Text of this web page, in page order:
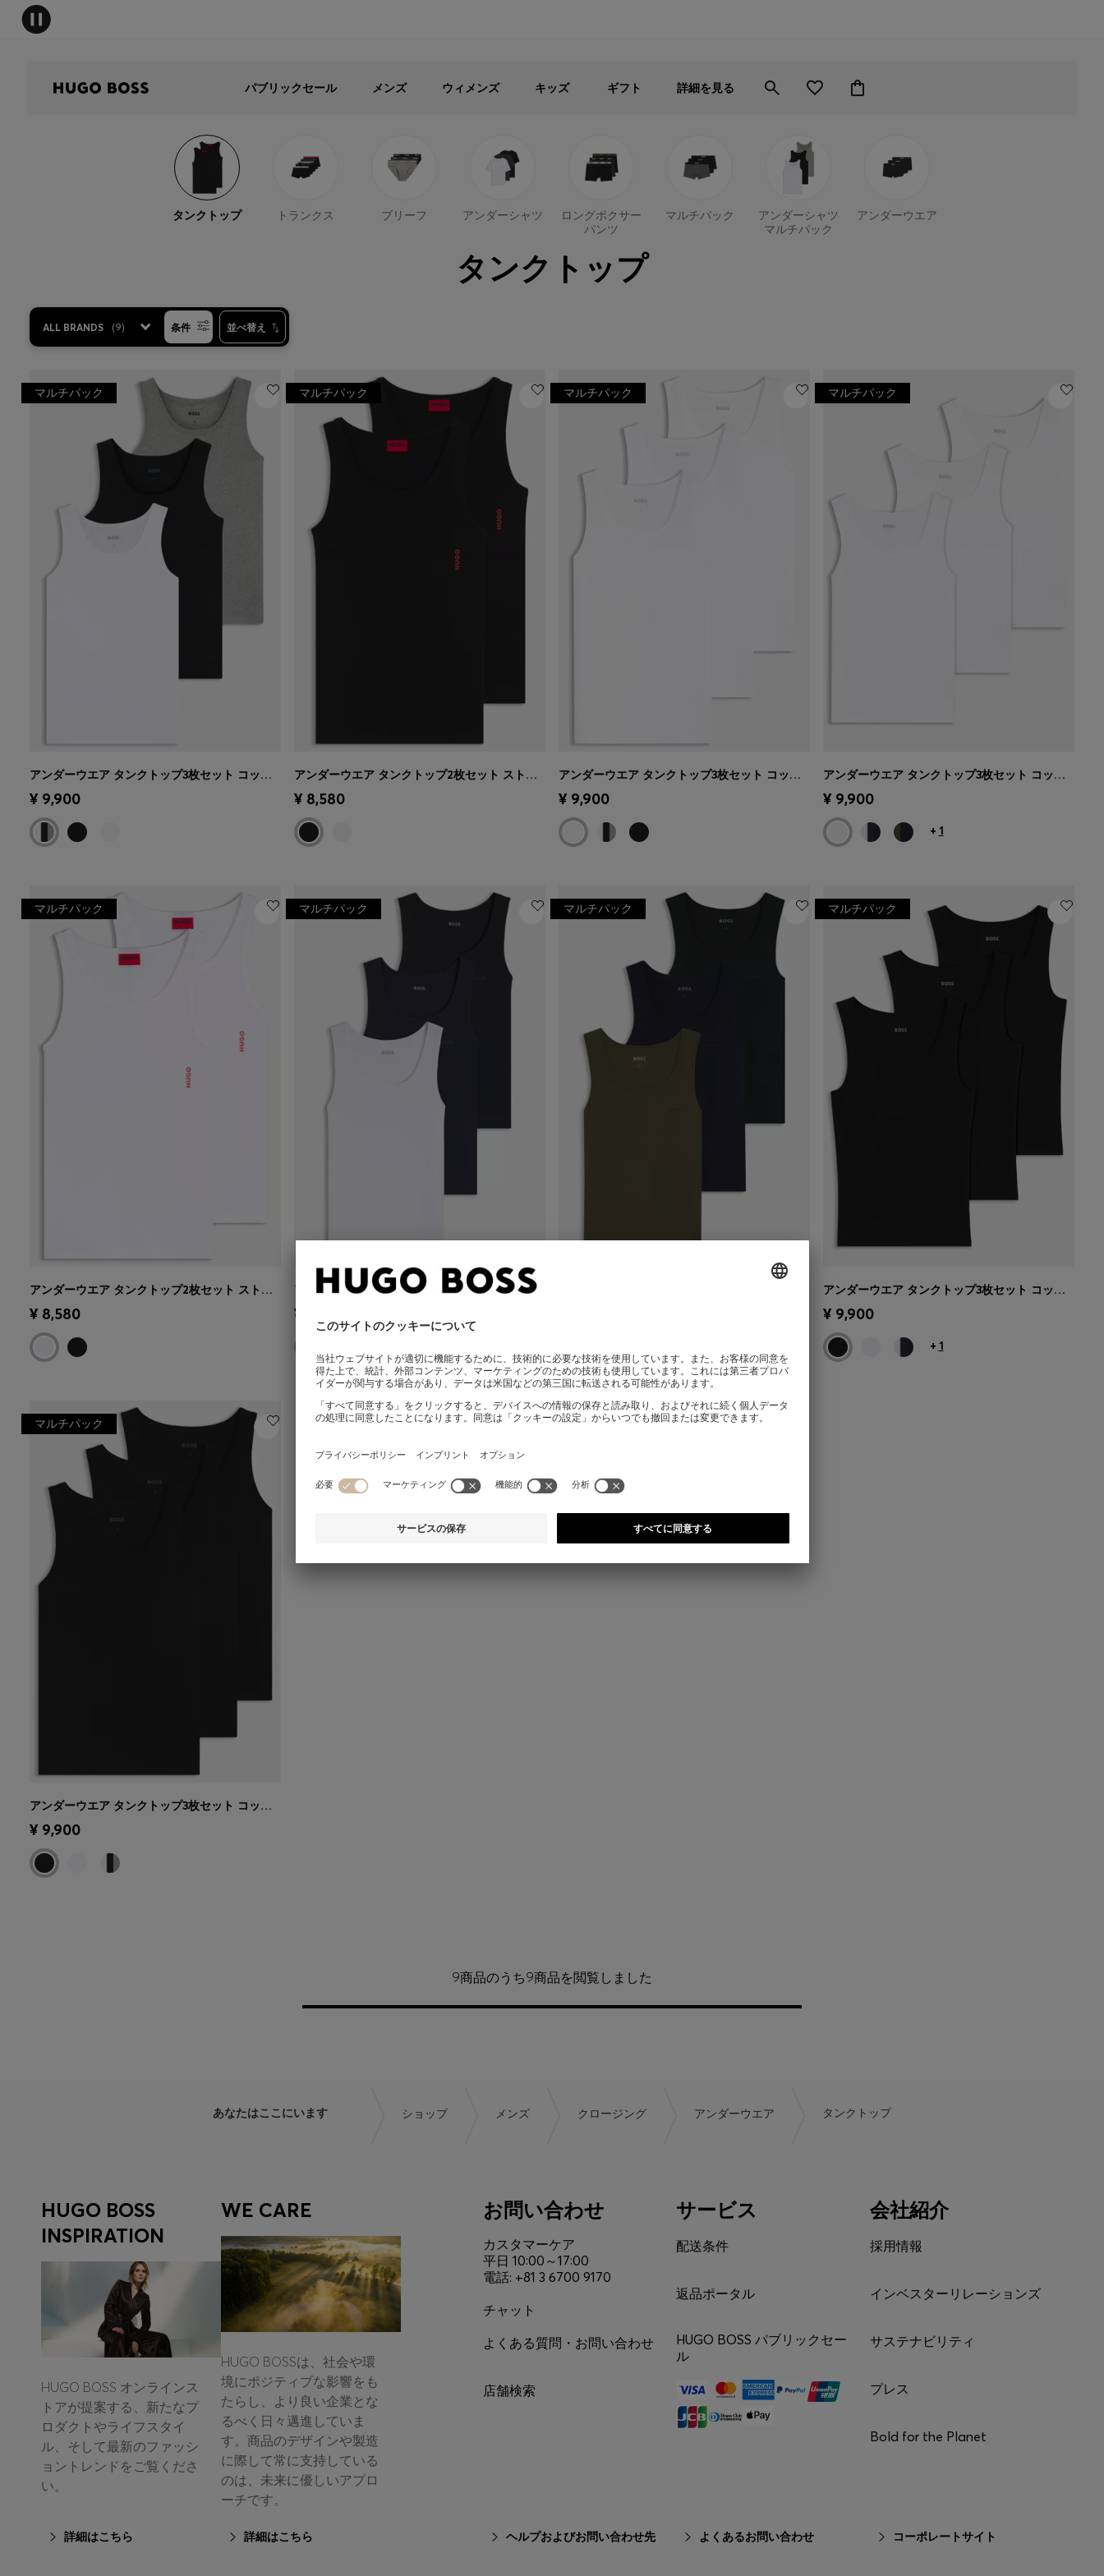
パブリックセール メンズ ウィメンズ キッズ ギフト 詳細を見る
タンクトップ トランクス ブリーフ アンダーシャツ
ロングボクサー
パンツ
マルチパック
アンダーシャツ
マルチパック
アンダーウエア
タンクトップ
ALL BRANDS (9) 条件 並べ替え
クイックショッピング
する)
マルチパック
アンダーウエア タンクトップ3枚セット コットン ロゴ刺繍
¥ 9,900 クイックショッピング
する)
マルチパック
アンダーウエア タンクトップ2枚セット ストレッチコットン リブ
¥ 8,580 クイックショッピング
する)
マルチパック
アンダーウエア タンクトップ3枚セット コットン ロゴ刺繍
¥ 9,900 クイックショッピング
する)
マルチパック
アンダーウエア タンクトップ3枚セット コットン リブ
¥ 9,900
+ 1
クイックショッピング
する)
マルチパック
アンダーウエア タンクトップ2枚セット ストレッチコットン リブ
¥ 8,580
する)
マルチパック
アンダーウエア タンクトップ3枚セット コットン リブ
¥ 9,900
マルチパック
クイックショッピング
する)
マルチパック
アンダーウエア タンクトップ3枚セット コットン リブ
¥ 9,900
+ 1
クイックショッピング
する)
マルチパック
アンダーウエア タンクトップ3枚セット コットン ロゴ刺繍
¥ 9,900
9商品のうち9商品を閲覧しました
あなたはここにいます ショップ メンズ クロージング アンダーウエア タンクトップ
HUGO BOSS
INSPIRATION
HUGO BOSS オンラインス
トアが提案する、新たなプ
ロダクトやライフスタイ
ル、そして最新のファッシ
ョントレンドをご覧くださ
い。
詳細はこちら
WE CARE
HUGO BOSSは、社会や環
境にポジティブな影響をも
たらし、より良い企業とな
るべく日々邁進していま
す。商品のデザインや製造
に際して常に支持している
のは、未来に優しいアプロ
ーチです。
詳細はこちら
お問い合わせ
カスタマーケア
平日 10:00～17:00
電話: +81 3 6700 9170
チャット
よくある質問・お問い合わせ
店舗検索
ヘルプおよびお問い合わせ先
サービス
配送条件
返品ポータル
HUGO BOSS パブリックセー
ル
よくあるお問い合わせ
会社紹介
採用情報
インベスターリレーションズ
サステナビリティ
プレス
Bold for the Planet
コーポレートサイト